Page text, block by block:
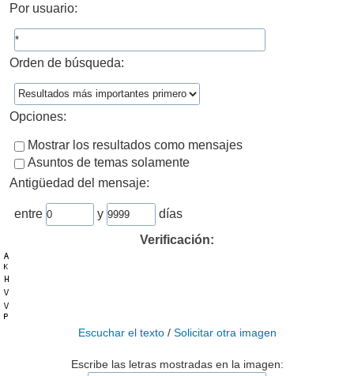
Por usuario:
Orden de búsqueda:
Opciones:
Mostrar los resultados como mensajes
Asuntos de temas solamente
Antigüedad del mensaje:
entre y
días
Verificación:
Escuchar el texto/ Solicitar otra imagen
Escribe las letras mostradas en la imagen: